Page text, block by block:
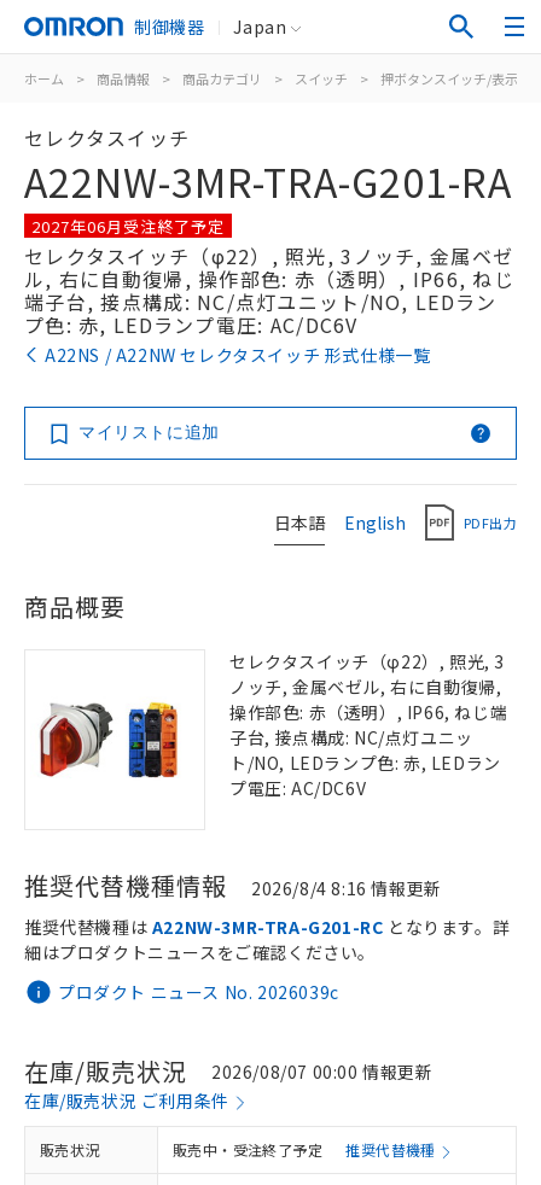
制御機器 Japan
ホーム > 商品情報 > 商品カテゴリ > スイッチ > 押ボタンスイッチ/表示灯
セレクタスイッチ
A22NW-3MR-TRA-G201-RA
2027年06月受注終了予定
セレクタスイッチ（φ22）, 照光, 3ノッチ, 金属ベゼ
ル, 右に自動復帰, 操作部色: 赤（透明）, IP66, ねじ
端子台, 接点構成: NC/点灯ユニット/NO, LEDラン
プ色: 赤, LEDランプ電圧: AC/DC6V
A22NS / A22NW セレクタスイッチ 形式仕様一覧
マイリストに追加
日本語 English PDF出力
商品概要
セレクタスイッチ（φ22）, 照光, 3
ノッチ, 金属ベゼル, 右に自動復帰,
操作部色: 赤（透明）, IP66, ねじ端
子台, 接点構成: NC/点灯ユニッ
ト/NO, LEDランプ色: 赤, LEDラン
プ電圧: AC/DC6V
推奨代替機種情報 2026/8/4 8:16 情報更新
プロダクト ニュース No. 2026039c
推奨代替機種は A22NW-3MR-TRA-G201-RC となります。詳
細はプロダクトニュースをご確認ください。
在庫/販売状況
2026/08/07 00:00 情報更新
在庫/販売状況 ご利用条件
販売状況 販売中・受注終了予定 推奨代替機種